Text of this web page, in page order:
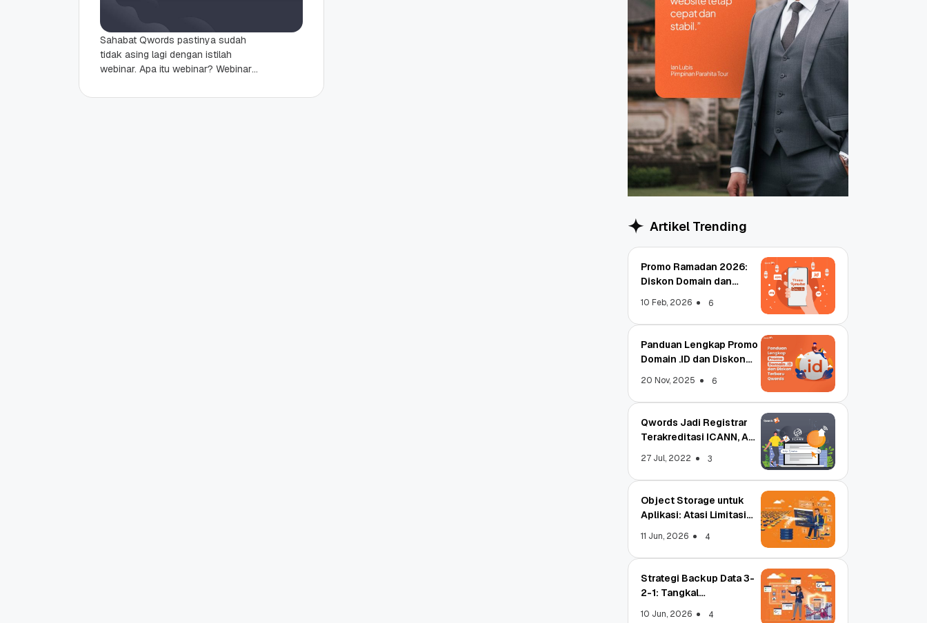
Sahabat Qwords pastinya sudah
tidak asing lagi dengan istilah
webinar. Apa itu webinar? Webinar
digital yang semakin memudahkan
Artikel Trending
Promo Ramadan 2026:
Diskon Domain dan
10 Feb, 2026 6
Panduan Lengkap Promo
Domain .ID dan Diskon
20 Nov, 2025 6
Qwords Jadi Registrar
Terakreditasi ICANN, Apa
27 Jul, 2022 3
Object Storage untuk
Aplikasi: Atasi Limitasi
11 Jun, 2026 4
Strategi Backup Data 3-
2-1: Tangkal
10 Jun, 2026 4